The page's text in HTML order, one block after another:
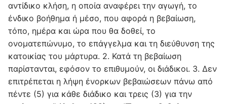
αντίδικο κλήση, η οποία αναφέρει την αγωγή, το
ένδικο βοήθημα ή μέσο, που αφορά η βεβαίωση,
τόπο, ημέρα και ώρα που θα δοθεί, το
ονοματεπώνυμο, το επάγγελμα και τη διεύθυνση της
κατοικίας του μάρτυρα. 2. Κατά τη βεβαίωση
παρίστανται, εφόσον το επιθυμούν, οι διάδικοι. 3. Δεν
επιτρέπεται η λήψη ένορκων βεβαιώσεων πάνω από
πέντε (5) για κάθε διάδικο και τρεις (3) για την